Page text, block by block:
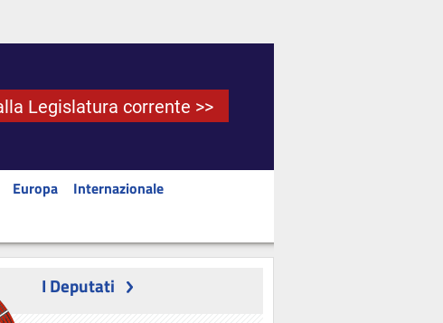
Legislatura corrente >>
Europa
Internazionale
I Deputati